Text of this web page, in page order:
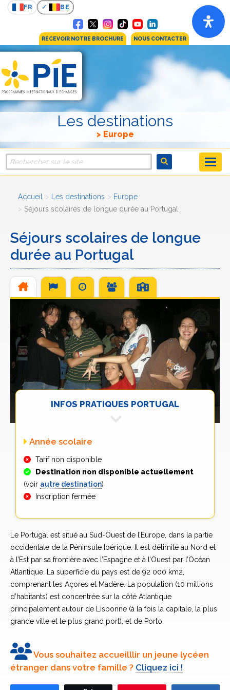
FR BE
RECEVOIR NOTRE BROCHURE NOUS CONTACTER
Les destinations
Europe
Accueil Les destinations
Europe
Séjours scolaires de longue durée au Portugal
Séjours scolaires de longue
durée au Portugal
INFOS PRATIQUES PORTUGAL
Année scolaire
Tarif non disponible
Destination non disponible actuellement
(voir autre destination)
Inscription fermée
Le Portugal est situé au Sud-Ouest de l’Europe, dans la partie
occidentale de la Péninsule Ibérique. Il est délimité au Nord et
à l’Est par sa frontière avec l’Espagne et à l’Ouest par l’Océan
Atlantique. La superficie du pays est de 92 000 km2,
comprenant les Açores et Madère. La population (10 millions
d’habitants) est concentrée sur la côté Atlantique
principalement autour de Lisbonne (à la fois la capitale, la plus
grande ville et le plus grand port), et de Porto.
Scènes de vie portugaises
Le peuple
Les familles d’accueil portugaises
Les familles Portugaises sont en général très unies. Les
Le lycée portugais
Le système éducatif portugais consiste en une scolarisation
Vous souhaitez accueilllir un jeune lycéen
étranger dans votre famille ? Cliquez ici !